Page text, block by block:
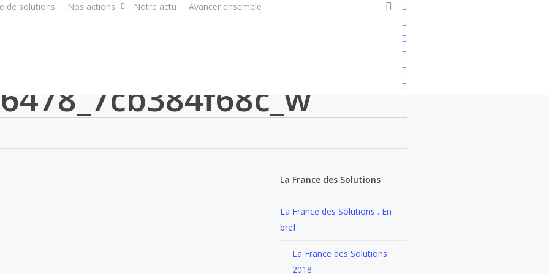
twitter
facebook
linkedin
youtube
instagram
flickr
de solutions Nos actions Notre actu Avancer ensemble search
La France des Solutions
La France des Solutions . En
bref
La France des Solutions
2018